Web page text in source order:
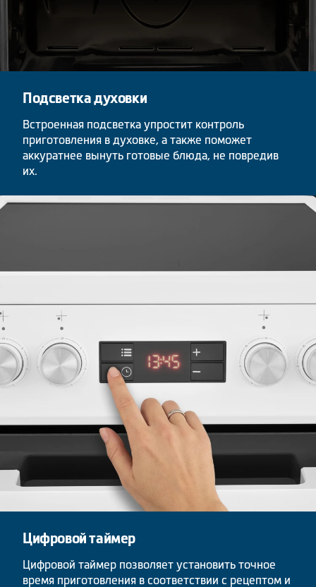
Подсветка духовки
Встроенная подсветка упростит контроль
приготовления в духовке, а также поможет
аккуратнее вынуть готовые блюда, не повредив
их.
Цифровой таймер
Цифровой таймер позволяет установить точное
время приготовления в соответствии с рецептом и